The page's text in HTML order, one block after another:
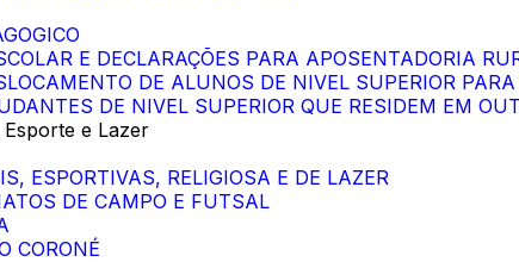
E DECLARAÇÕES PARA APOSENTADORIA
DE ALUNOS DE NIVEL SUPERIOR
DE NIVEL SUPERIOR QUE RESIDEM EM
e Lazer
ESPORTIVAS, RELIGIOSA E DE LAZER
DE CAMPO E FUTSAL
CORONÉ